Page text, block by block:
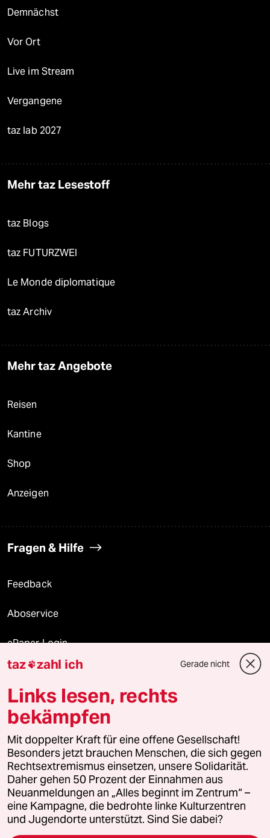
Demnächst
Vor Ort
Live im Stream
Vergangene
taz lab 2027
Mehr taz Lesestoff
taz Blogs
taz FUTURZWEI
Le Monde diplomatique
taz Archiv
Mehr taz Angebote
Reisen
Kantine
Shop
Anzeigen
Fragen & Hilfe
Feedback
Aboservice
ePaper Login
Downloads für Abonnierende
© 2026 taz Verlags und Vertriebs GmbH
Alle Rechte vorbehalten. Bei rechtlichen Fragen oder für Genehmigungen
wenden Sie sich bitte an
lizenzen@taz.de
Feedback Redaktionsstatut Kommune-Richtlinien
Leitlinie Informant Datenschutz Impressum AGB
taz zahl ich Gerade nicht
Links lesen, rechts
bekämpfen
Mit doppelter Kraft für eine offene Gesellschaft!
Besonders jetzt brauchen Menschen, die sich gegen
Rechtsextremismus einsetzen, unsere Solidarität.
Daher gehen 50 Prozent der Einnahmen aus
Neuanmeldungen an „Alles beginnt im Zentrum“ –
eine Kampagne, die bedrohte linke Kulturzentren
und Jugendorte unterstützt. Sind Sie dabei?